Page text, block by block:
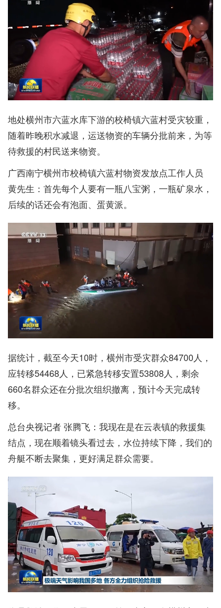
地处横州市六蓝水库下游的校椅镇六蓝村受灾较重，
随着昨晚积水减退，运送物资的车辆分批前来，为等
待救援的村民送来物资。
广西南宁横州市校椅镇六蓝村物资发放点工作人员
黄先生：首先每个人要有一瓶八宝粥，一瓶矿泉水，
后续的话还会有泡面、蛋黄派。
据统计，截至今天10时，横州市受灾群众84700人，
应转移54468人，已紧急转移安置53808人，剩余
660名群众还在分批次组织撤离，预计今天完成转
移。
总台央视记者 张腾飞：我现在是在云表镇的救援集
结点，现在顺着镜头看过去，水位持续下降，我们的
舟艇不断去聚集，更好满足群众需要。